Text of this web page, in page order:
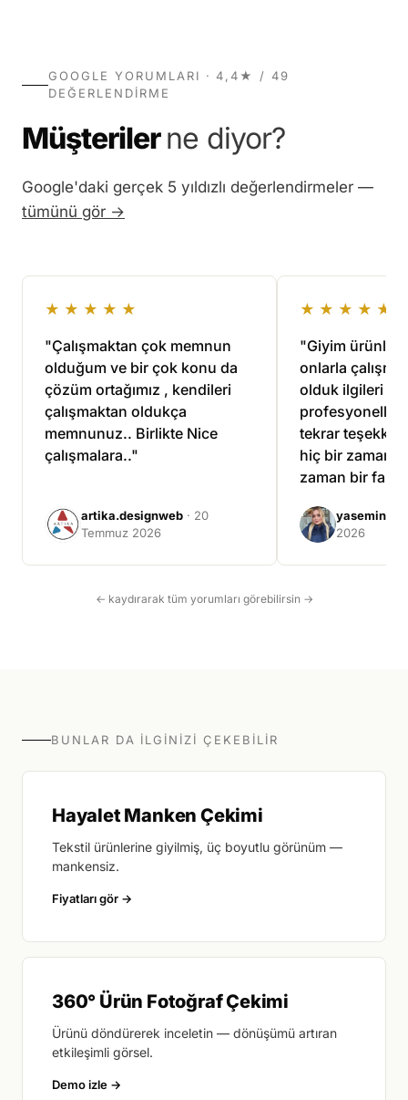
adet örnek çalışmayı size iletebiliriz.
WhatsApp'tanpaylaşın, birlikte netleştirelim.
GOOGLE YORUMLARI · 4,4★ / 49
DEĞERLENDIRME
Müşterilerne diyor?
Google'daki gerçek 5 yıldızlı değerlendirmeler —
tümünü gör →
★★★★★
"Çalışmaktan çok memnun
olduğum ve bir çok konu da
çözüm ortağımız , kendileri
çalışmaktan oldukça
memnunuz.. Birlikte Nice
çalışmalara.."
artika.designweb · 20
Temmuz 2026
★★★★★
"Giyim
onlarla
olduk ilgileri ve
tekrar teşekkür
hiç bir zaman
zaman bir
yasemin
2026
← kaydırarak tüm yorumları görebilirsin →
BUNLAR DA İLGINIZI ÇEKEBILIR
Hayalet Manken Çekimi
Tekstil ürünlerine giyilmiş, üç boyutlu görünüm —
mankensiz.
Fiyatları gör
360° Ürün Fotoğraf Çekimi
Ürünü döndürerek inceletin — dönüşümü artıran
etkileşimli görsel.
Demo izle